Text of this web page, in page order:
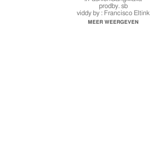
prodby. sb
viddy by : Francisco Eltink
@chesco.lab
MEER WEERGEVEN